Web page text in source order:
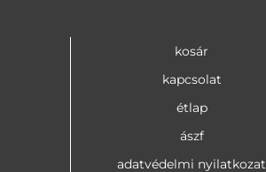
kosár
kapcsolat
étlap
ászf
adatvédelmi nyilatkozat